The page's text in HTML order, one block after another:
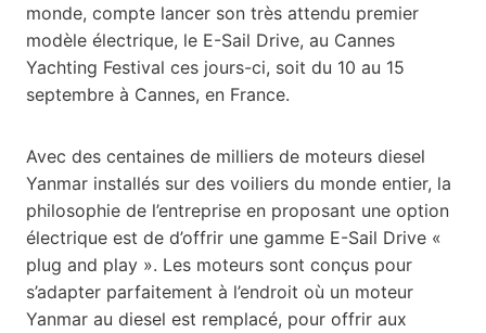
monde, compte lancer son très attendu premier
modèle électrique, le E-Sail Drive, au Cannes
Yachting Festival ces jours-ci, soit du 10 au 15
septembre à Cannes, en France.
Avec des centaines de milliers de moteurs diesel
Yanmar installés sur des voiliers du monde entier, la
philosophie de l’entreprise en proposant une option
électrique est de d’offrir une gamme E-Sail Drive «
plug and play ». Les moteurs sont conçus pour
s’adapter parfaitement à l’endroit où un moteur
Yanmar au diesel est remplacé, pour offrir aux